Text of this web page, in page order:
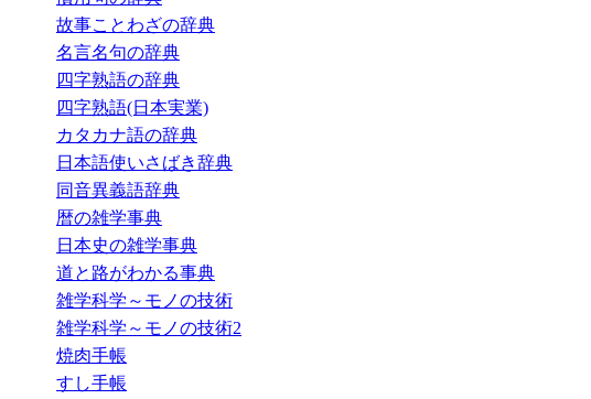
故事ことわざの辞典
名言名句の辞典
四字熟語の辞典
四字熟語(日本実業)
カタカナ語の辞典
日本語使いさばき辞典
同音異義語辞典
暦の雑学事典
日本史の雑学事典
道と路がわかる事典
雑学科学～モノの技術
雑学科学～モノの技術2
焼肉手帳
すし手帳